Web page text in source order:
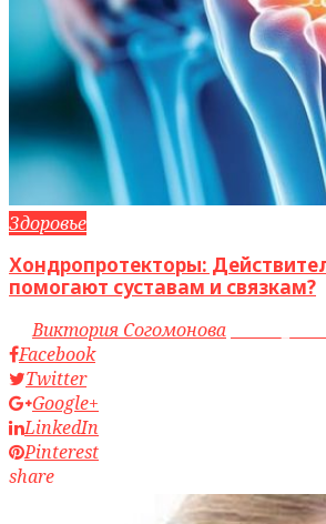
Здоровье
Хондропротекторы:
помогают суставам и связкам?
byВиктория Согомонова access_time
Facebook
Twitter
Google+
LinkedIn
Pinterest
share